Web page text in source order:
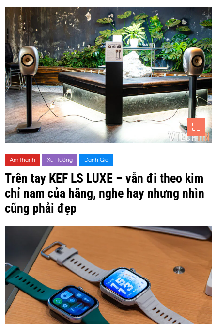
Âm thanh Xu Hướng Đánh Giá
Trên tay KEF LS LUXE – vẫn đi theo kim
chỉ nam của hãng, nghe hay nhưng nhìn
cũng phải đẹp